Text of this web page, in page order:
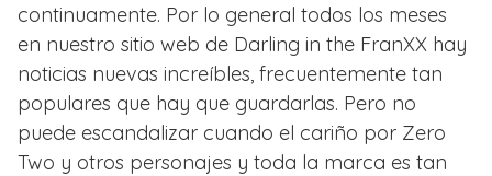
continuamente. Por lo general todos los meses
en nuestro sitio web de Darling in the FranXX hay
noticias nuevas increíbles, frecuentemente tan
populares que hay que guardarlas. Pero no
puede escandalizar cuando el cariño por Zero
Two y otros personajes y toda la marca es tan